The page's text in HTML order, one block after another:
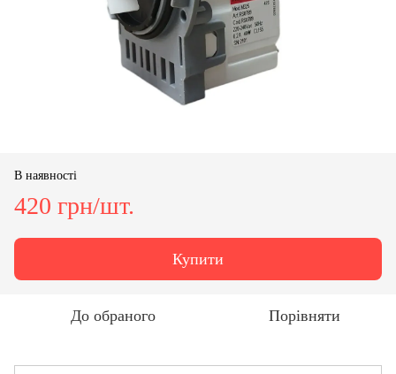
В наявності
420 грн/шт.
Купити
До обраного Порівняти